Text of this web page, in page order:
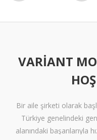
VARIANT
Bir aile şirketi olarak
Türkiye genelindeki
alanındaki başarılarıyla